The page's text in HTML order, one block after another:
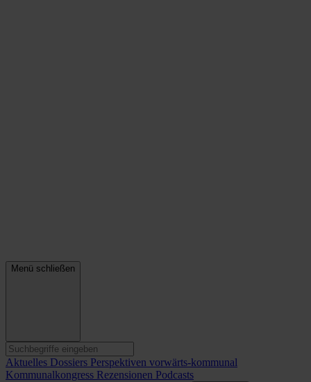
Menü schließen
Aktuelles Dossiers Perspektiven vorwärts-kommunal
Kommunalkongress Rezensionen Podcasts